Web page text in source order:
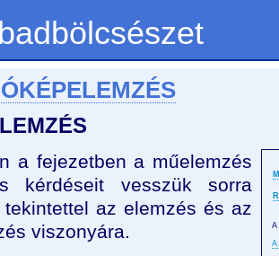
A
A
a fejezetben a műelemzés
kérdéseit vesszük sorra
tekintettel az elemzés és az
viszonyára.